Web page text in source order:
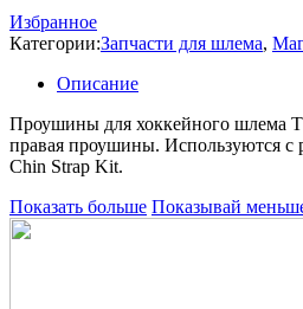
Избранное
Категории:Запчасти для шлема,
Описание
Проушины для хоккейного шлема
правая проушины. Используются с
Chin Strap Kit.
Показать больше Показывай